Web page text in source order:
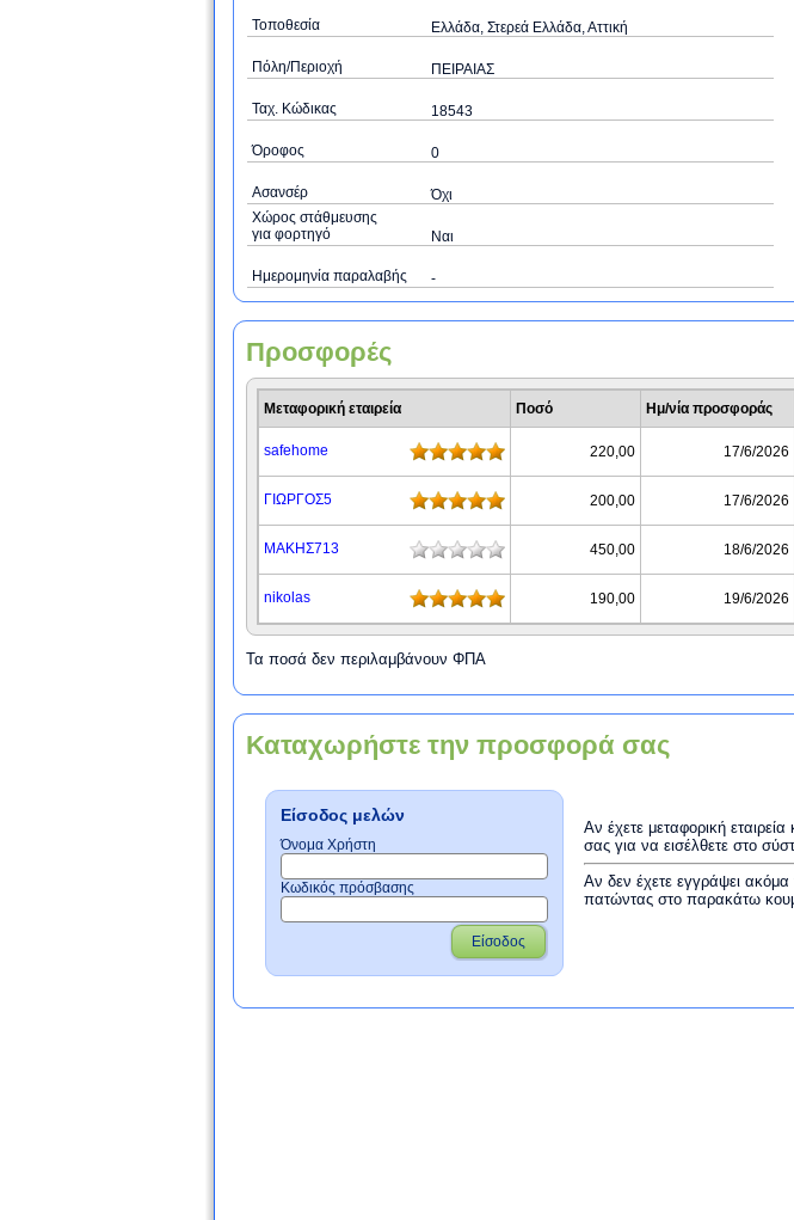
Τοποθεσία Ελλάδα, Στερεά Ελλάδα, Αττική
Πόλη/Περιοχή ΠΕΙΡΑΙΑΣ
Ταχ. Κώδικας 18543
Όροφος 0
Ασανσέρ
Όχι
Χώρος στάθμευσης
για φορτηγό
Ναι
Ημερομηνία παραλαβής -
Προσφορές
Μεταφορική εταιρεία Ποσό Ημ/νία προσφοράς
safehome 220,00 17/6/2026
ΓΙΩΡΓΟΣ5 200,00 17/6/2026
ΜΑΚΗΣ713 450,00 18/6/2026
nikolas 190,00 19/6/2026
Τα ποσά δεν περιλαμβάνουν ΦΠΑ
Καταχωρήστε την προσφορά σας
Είσοδος μελών
Όνομα Χρήστη
Κωδικός πρόσβασης
Είσοδος
Αν έχετε μεταφορική
σας για να εισέλθετε στο
Αν δεν έχετε εγγράψει
πατώντας στο παρακάτω